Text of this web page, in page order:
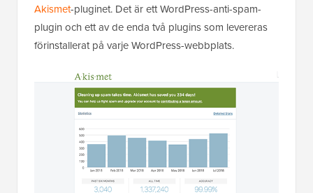
Akismet-pluginet. Det är ett WordPress-anti-spam-
plugin och ett av de enda två plugins som levereras
förinstallerat på varje WordPress-webbplats.